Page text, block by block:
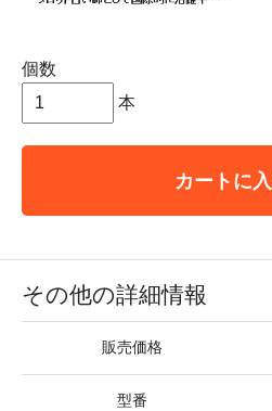
個数
本
カートに
その他の詳細情報
販売価格
型番